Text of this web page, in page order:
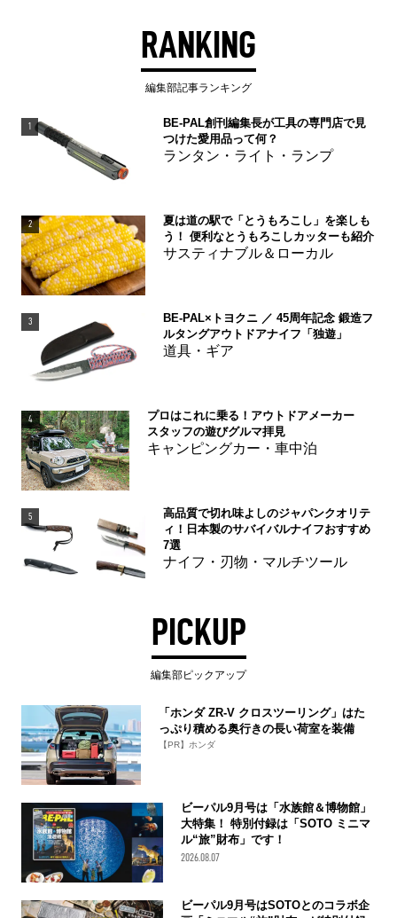
RANKING
編集部記事ランキング
1
BE-PAL創刊編集長が工具の専門店で見
つけた愛用品って何？
ランタン・ライト・ランプ
2
夏は道の駅で「とうもろこし」を楽しも
う！ 便利なとうもろこしカッターも紹介
サスティナブル＆ローカル
3
BE-PAL×トヨクニ ／ 45周年記念 鍛造フ
ルタングアウトドアナイフ「独遊」
道具・ギア
4
プロはこれに乗る！アウトドアメーカー
スタッフの遊びグルマ拝見
キャンピングカー・車中泊
5
高品質で切れ味よしのジャパンクオリテ
ィ！日本製のサバイバルナイフおすすめ
7選
ナイフ・刃物・マルチツール
PICKUP
編集部ピックアップ
「ホンダ ZR-V クロスツーリング」はた
っぷり積める奥行きの長い荷室を装備
【PR】ホンダ
ビーパル9月号は「水族館＆博物館」
大特集！ 特別付録は「SOTO ミニマ
ル“旅”財布」です！
2026.08.07
ビーパル9月号はSOTOとのコラボ企